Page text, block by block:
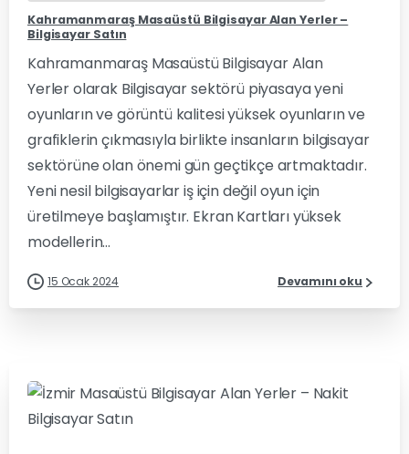
Kahramanmaraş Masaüstü Bilgisayar Alan Yerler –
Bilgisayar Satın
Kahramanmaraş Masaüstü Bilgisayar Alan
Yerler olarak Bilgisayar sektörü piyasaya yeni
oyunların ve görüntü kalitesi yüksek oyunların ve
grafiklerin çıkmasıyla birlikte insanların bilgisayar
sektörüne olan önemi gün geçtikçe artmaktadır.
Yeni nesil bilgisayarlar iş için değil oyun için
üretilmeye başlamıştır. Ekran Kartları yüksek
modellerin...
15 Ocak 2024 Devamını oku
0 0